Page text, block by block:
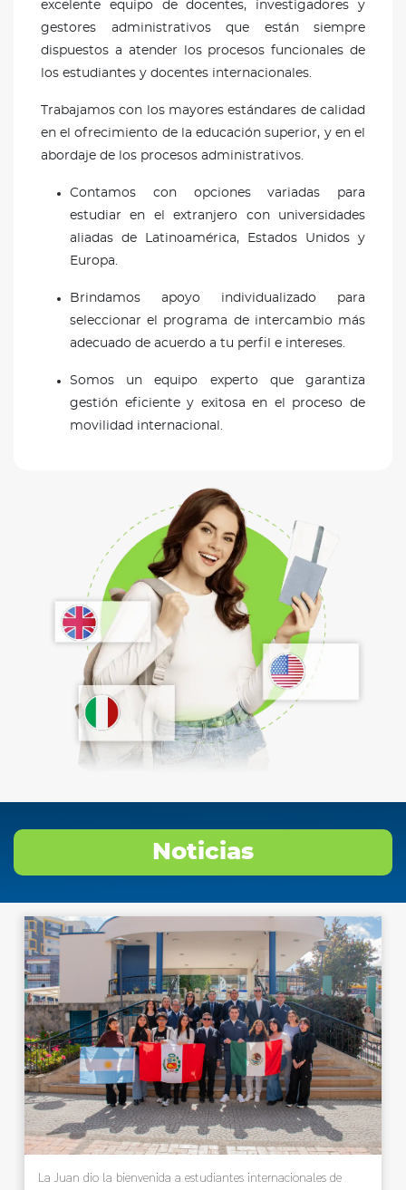
excelente equipo de docentes, investigadores y
gestores administrativos que están siempre
dispuestos a atender los procesos funcionales de
los estudiantes y docentes internacionales.
Trabajamos con los mayores estándares de calidad
en el ofrecimiento de la educación superior, y en el
abordaje de los procesos administrativos.
Contamos con opciones variadas para
estudiar en el extranjero con universidades
aliadas de Latinoamérica, Estados Unidos y
Europa.
Brindamos apoyo individualizado para
seleccionar el programa de intercambio más
adecuado de acuerdo a tu perfil e intereses.
Somos un equipo experto que garantiza
gestión eficiente y exitosa en el proceso de
movilidad internacional.
Noticias
La Juan dio la bienvenida a estudiantes internacionales de